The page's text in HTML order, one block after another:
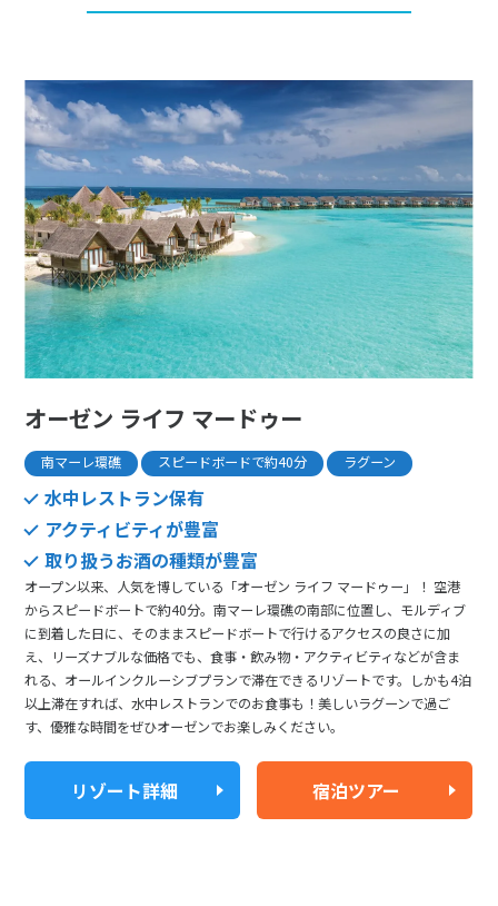
オーゼン ライフ マードゥー
南マーレ環礁 スピードボードで約40分 ラグーン
水中レストラン保有
アクティビティが豊富
取り扱うお酒の種類が豊富
オープン以来、人気を博している「オーゼン ライフ マードゥー」！ 空港
からスピードボートで約40分。南マーレ環礁の南部に位置し、モルディブ
に到着した日に、そのままスピードボートで行けるアクセスの良さに加
え、リーズナブルな価格でも、食事・飲み物・アクティビティなどが含ま
れる、オールインクルーシブプランで滞在できるリゾートです。しかも4泊
以上滞在すれば、水中レストランでのお食事も！美しいラグーンで過ご
す、優雅な時間をぜひオーゼンでお楽しみください。
リゾート詳細 宿泊ツアー